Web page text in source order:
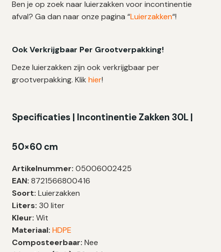
Ben je op zoek naar luierzakken voor incontinentie
afval? Ga dan naar onze pagina “Luierzakken“!
Ook Verkrijgbaar Per Grootverpakking!
Deze luierzakken zijn ook verkrijgbaar per
grootverpakking. Klik hier!
Specificaties | Incontinentie Zakken 30L |
50×60 cm
Artikelnummer: 05006002425
EAN: 8721566800416
Soort: Luierzakken
Liters: 30 liter
Kleur: Wit
Materiaal: HDPE
Composteerbaar: Nee